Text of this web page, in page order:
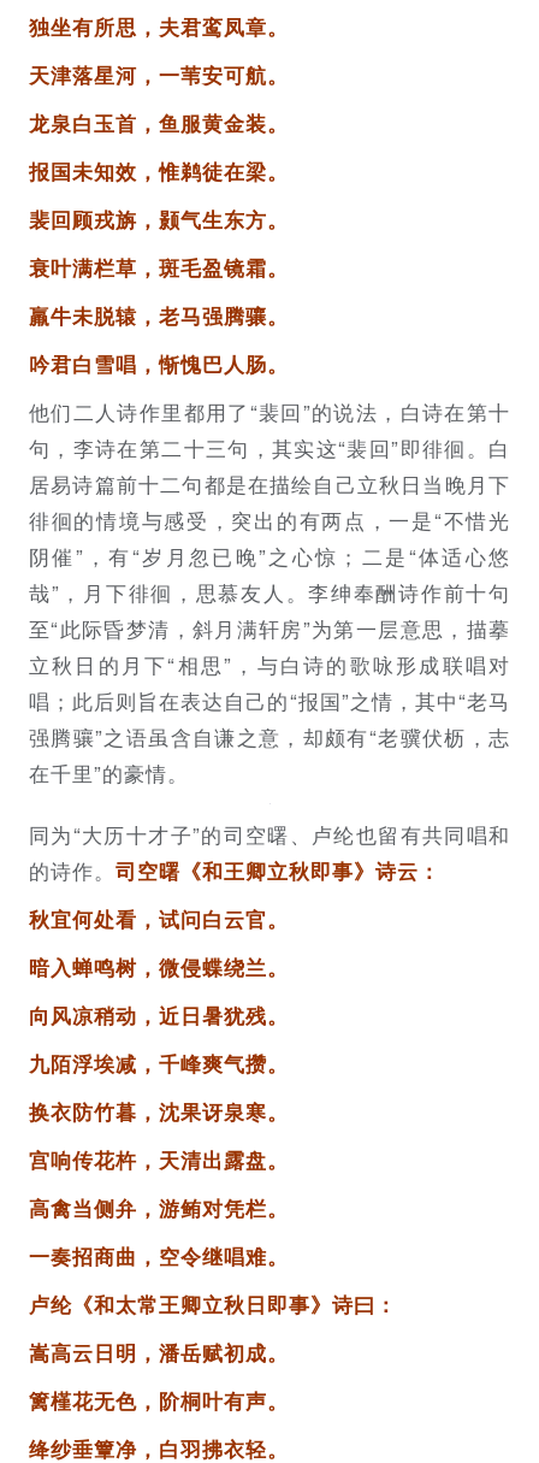
独坐有所思，夫君鸾凤章。
天津落星河，一苇安可航。
龙泉白玉首，鱼服黄金装。
报国未知效，惟鹈徒在梁。
裴回顾戎旃，颢气生东方。
衰叶满栏草，斑毛盈镜霜。
羸牛未脱辕，老马强腾骧。
吟君白雪唱，惭愧巴人肠。
他们二人诗作里都用了“裴回”的说法，白诗在第十
句，李诗在第二十三句，其实这“裴回”即徘徊。白
居易诗篇前十二句都是在描绘自己立秋日当晚月下
徘徊的情境与感受，突出的有两点，一是“不惜光
阴催”，有“岁月忽已晚”之心惊；二是“体适心悠
哉”，月下徘徊，思慕友人。李绅奉酬诗作前十句
至“此际昏梦清，斜月满轩房”为第一层意思，描摹
立秋日的月下“相思”，与白诗的歌咏形成联唱对
唱；此后则旨在表达自己的“报国”之情，其中“老马
强腾骧”之语虽含自谦之意，却颇有“老骥伏枥，志
在千里”的豪情。
同为“大历十才子”的司空曙、卢纶也留有共同唱和
的诗作。 司空曙《和王卿立秋即事》诗云：
秋宜何处看，试问白云官。
暗入蝉鸣树，微侵蝶绕兰。
向风凉稍动，近日暑犹残。
九陌浮埃减，千峰爽气攒。
换衣防竹暮，沈果讶泉寒。
宫响传花杵，天清出露盘。
高禽当侧弁，游鲔对凭栏。
一奏招商曲，空令继唱难。
卢纶《和太常王卿立秋日即事》诗曰：
嵩高云日明，潘岳赋初成。
篱槿花无色，阶桐叶有声。
绛纱垂簟净，白羽拂衣轻。